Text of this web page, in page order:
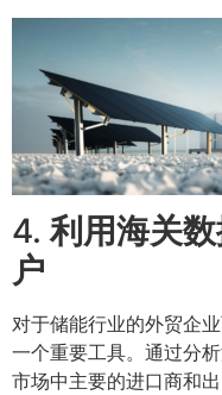
4.利用海关
户
对于储能行业的外贸企业
一个重要工具。通过分
市场中主要的进口商和